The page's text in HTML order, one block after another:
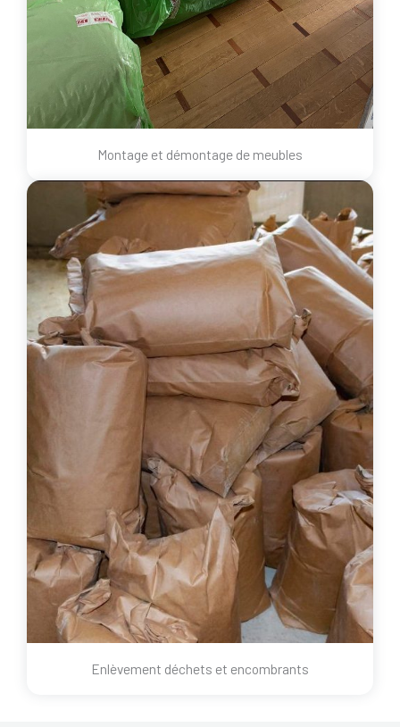
Montage et démontage de meubles
Enlèvement déchets et encombrants